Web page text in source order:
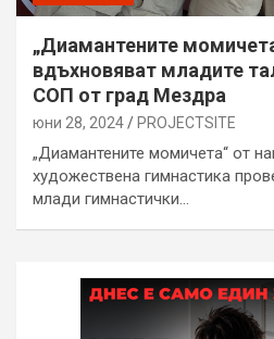
„Диамантените
вдъхновяват младите
СОП от град Мездра
юни 28, 2024 PROJECTSITЕ
„Диамантените момичета“ от
художествена гимнастика
млади гимнастички…